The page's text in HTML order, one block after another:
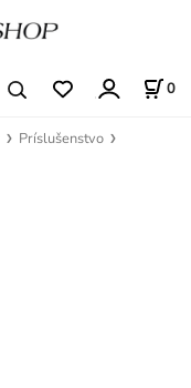
0
Príslušenstvo